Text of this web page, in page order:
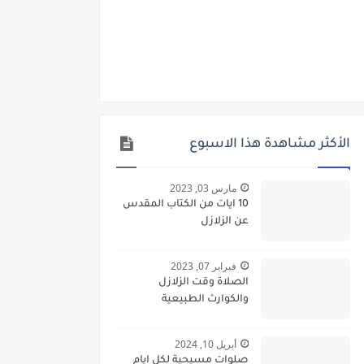
الأكثر مشاهدة هذا الاسبوع
مارس 03, 2023
10 ايات من الكتاب المقدس
عن الزلازل
فبراير 07, 2023
الصلاة وقت الزلازل
والكوارث الطبيعية
أبريل 10, 2024
صلوات مسيحية لكل ايام